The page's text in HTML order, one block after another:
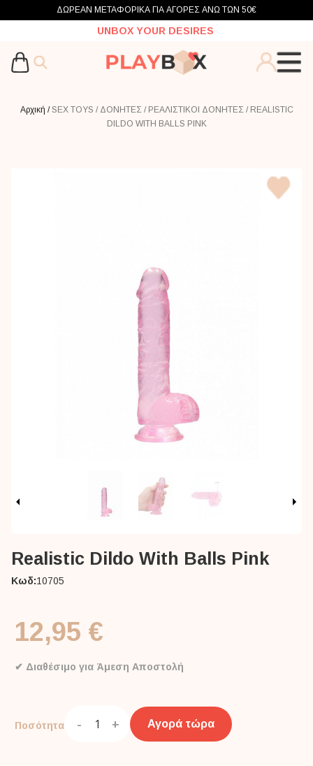
ΔΩΡΕΑΝ ΜΕΤΑΦΟΡΙΚΑ ΓΙΑ ΑΓΟΡΕΣ ΑΝΩ ΤΩΝ 50€
UNBOX YOUR DESIRES
Αρχική /SEX TOYS / ΔΟΝΗΤΕΣ / ΡΕΑΛΙΣΤΙΚΟΙ ΔΟΝΗΤΕΣ / REALISTIC
DILDO WITH BALLS PINK
Realistic Dildo With Balls Pink
Κωδ:10705
12,95 €
✔ Διαθέσιμο για Άμεση Αποστολή
Ποσότητα - + Αγορά τώρα